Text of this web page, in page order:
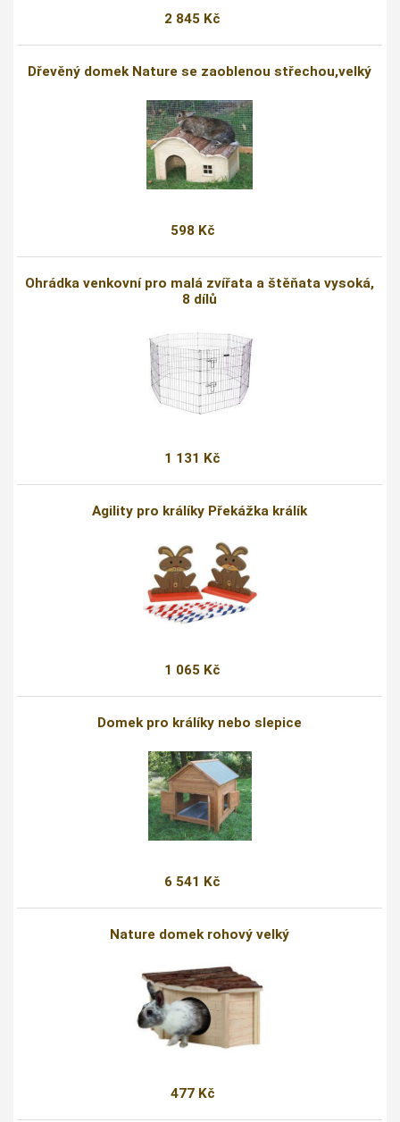
2 845 Kč
Dřevěný domek Nature se zaoblenou střechou,velký
598 Kč
Ohrádka venkovní pro malá zvířata a štěňata vysoká,
8 dílů
1 131 Kč
Agility pro králíky Překážka králík
1 065 Kč
Domek pro králíky nebo slepice
6 541 Kč
Nature domek rohový velký
477 Kč